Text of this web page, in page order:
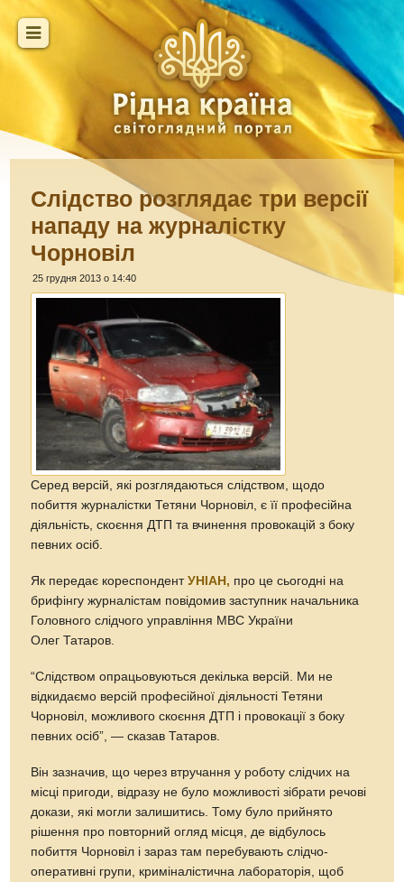
Слідство розглядає три версії
нападу на журналістку
Чорновіл
25 грудня 2013 о 14:40
Серед версій, які розглядаються слідством, щодо
побиття журналістки Тетяни Чорновіл, є її професійна
діяльність, скоєння ДТП та вчинення провокацій з боку
певних осіб.
Як передає кореспондентУНІАН, про це сьогодні на
брифінгу журналістам повідомив заступник начальника
Головного слідчого управління МВС України
Олег Татаров.
“Слідством опрацьовуються декілька версій. Ми не
відкидаємо версій професійної діяльності Тетяни
Чорновіл, можливого скоєння ДТП і провокації з боку
певних осіб”, — сказав Татаров.
Він зазначив, що через втручання у роботу слідчих на
місці пригоди, відразу не було можливості зібрати речові
докази, які могли залишитись. Тому було прийнято
рішення про повторний огляд місця, де відбулось
побиття Чорновіл і зараз там перебувають слідчо-
оперативні групи, криміналістична лабораторія, щоб